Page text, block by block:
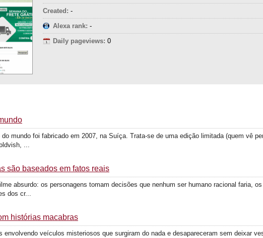
Created: -
Alexa rank: -
Daily pageviews: 0
mundo foi fabricado em 2007, na Suíça. Trata-se de uma edição limitada (quem vê
...
são baseados em fatos reais
absurdo: os personagens tomam decisões que nenhum ser humano racional faria,
dos cr...
histórias macabras
veículos misteriosos que surgiram do nada e desapareceram sem deixar